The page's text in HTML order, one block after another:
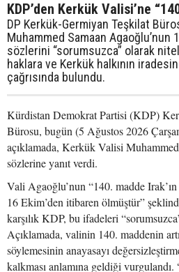
KDP’den Kerkük Valisi’ne
DP Kerkük-Germiyan Teşkilat
Muhammed Samaan Agaoğlu’nun
sözlerini “sorumsuzca” olarak
haklara ve Kerkük halkının
çağrısında bulundu.
Kürdistan Demokrat Partisi (KDP)
Bürosu, bugün (5 Ağustos 2026
açıklamada, Kerkük Valisi
sözlerine yanıt verdi.
Vali Agaoğlu’nun “140. madde
16 Ekim’den itibaren ölmüştür”
karşılık KDP, bu ifadeleri
Açıklamada, valinin 140. maddenin
söylemesinin anayasayı
kalkması anlamına geldiği vurgulandı.